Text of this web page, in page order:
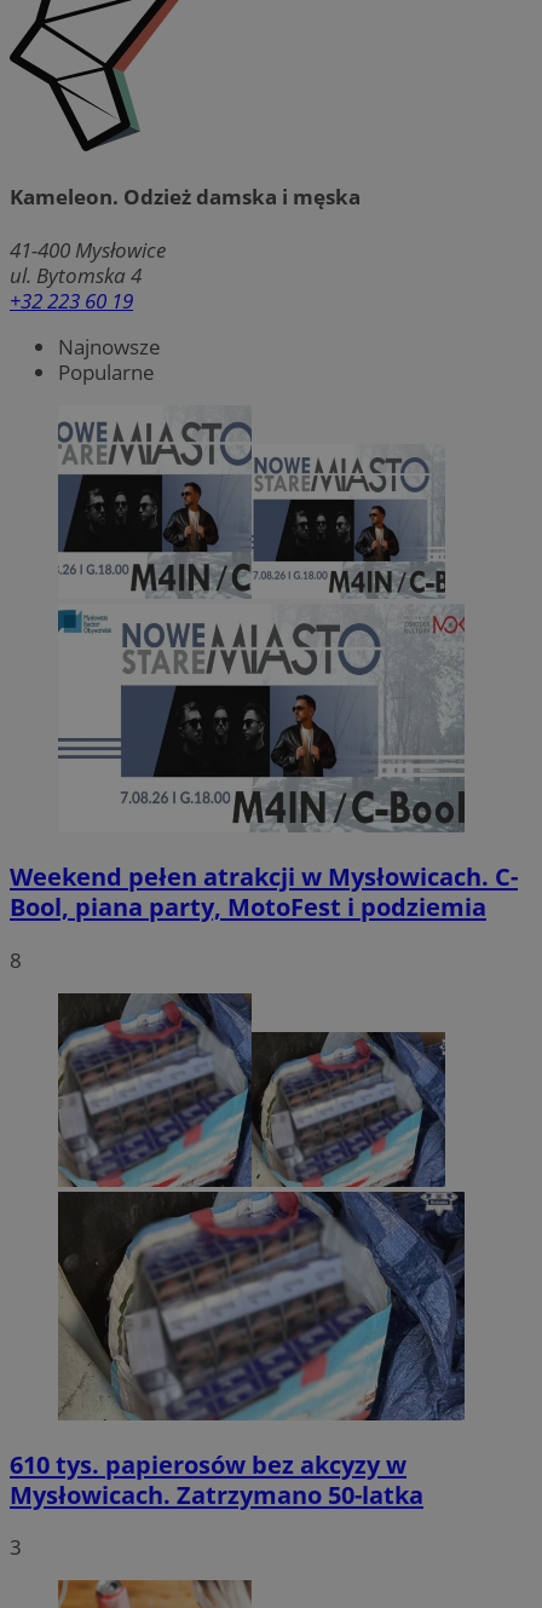
Kameleon. Odzież damska i męska
41-400 Mysłowice
ul. Bytomska 4
+32 223 60 19
Najnowsze
Popularne
Weekend pełen atrakcji w Mysłowicach. C-
Bool, piana party, MotoFest i podziemia
8
610 tys. papierosów bez akcyzy w
Mysłowicach. Zatrzymano 50-latka
3